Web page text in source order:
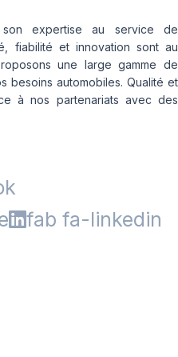
expertise au service de
fiabilité et innovation sont au
une large gamme de
besoins automobiles. Qualité et
à nos partenariats avec des
fab fa-linkedin